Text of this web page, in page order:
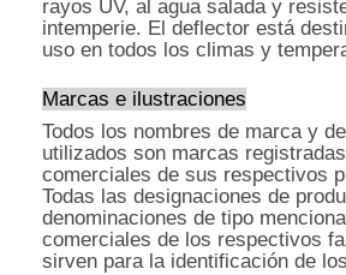
rayos UV, al agua salada y
intemperie. El deflector está
uso en todos los climas y
Marcas e ilustraciones
Todos los nombres de marca y
utilizados son marcas
comerciales de sus respectivos
Todas las designaciones de
denominaciones de tipo
comerciales de los respectivos
sirven para la identificación de